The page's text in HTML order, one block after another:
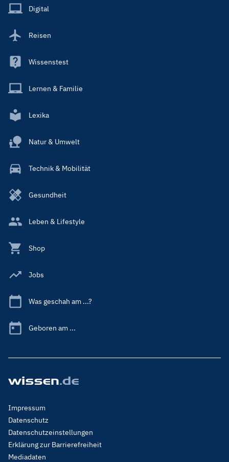
Main
Digital
Reisen
Wissenstest
Lernen & Familie
Lexika
Natur & Umwelt
Technik & Mobilität
Gesundheit
Leben & Lifestyle
Shop
Jobs
Was geschah am ...?
Geboren am ...
Footer
Menu
Legal
Impressum
Datenschutz
Datenschutzeinstellungen
Erklärung zur Barrierefreiheit
Mediadaten